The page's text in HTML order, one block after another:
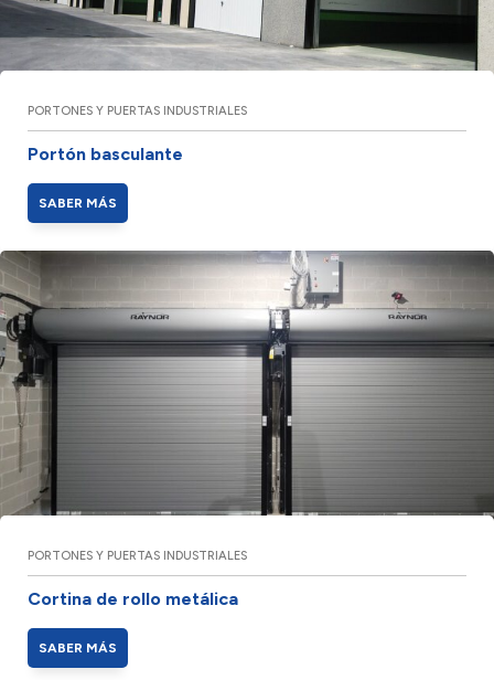
PORTONES Y PUERTAS INDUSTRIALES
Portón basculante
SABER MÁS
PORTONES Y PUERTAS INDUSTRIALES
Cortina de rollo metálica
SABER MÁS